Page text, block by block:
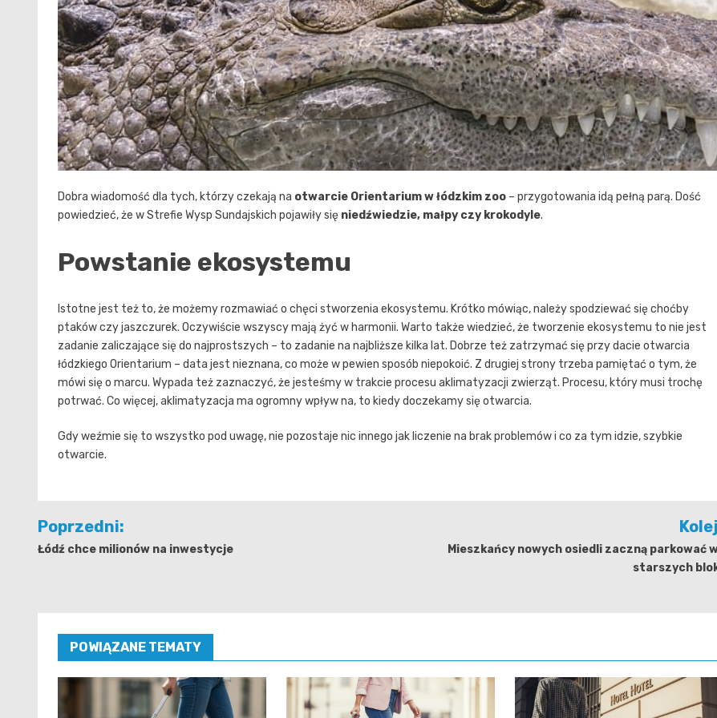
Dobra wiadomość dla tych, którzy czekają na otwarcie Orientarium w łódzkim zoo – przygotowania idą pełną parą. Dość
powiedzieć, że w Strefie Wysp Sundajskich pojawiły się niedźwiedzie, małpy czy krokodyle.
Powstanie ekosystemu
Istotne jest też to, że możemy rozmawiać o chęci stworzenia ekosystemu. Krótko mówiąc, należy spodziewać się choćby
ptaków czy jaszczurek. Oczywiście wszyscy mają żyć w harmonii. Warto także wiedzieć, że tworzenie ekosystemu to nie jest
zadanie zaliczające się do najprostszych – to zadanie na najbliższe kilka lat. Dobrze też zatrzymać się przy dacie otwarcia
łódzkiego Orientarium – data jest nieznana, co może w pewien sposób niepokoić. Z drugiej strony trzeba pamiętać o tym, że
mówi się o marcu. Wypada też zaznaczyć, że jesteśmy w trakcie procesu aklimatyzacji zwierząt. Procesu, który musi trochę
potrwać. Co więcej, aklimatyzacja ma ogromny wpływ na, to kiedy doczekamy się otwarcia.
Gdy weźmie się to wszystko pod uwagę, nie pozostaje nic innego jak liczenie na brak problemów i co za tym idzie, szybkie
otwarcie.
Nawigacja
wpisu
Poprzedni:
Łódź chce milionów na inwestycje
Mieszkańcy nowych osiedli zaczną parkować
starszych
POWIĄZANE TEMATY